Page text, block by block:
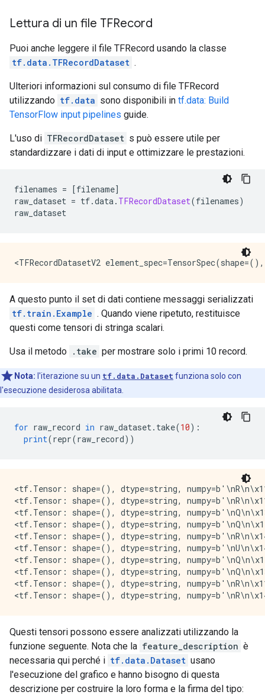
Lettura di un file TFRecord
Puoi anche leggere il file TFRecord usando la classe
tf.data.TFRecordDataset .
Ulteriori informazioni sul consumo di file TFRecord
utilizzando tf.data sono disponibili in tf.data: Build
TensorFlow input pipelines guide.
L'uso di TFRecordDataset s può essere utile per
standardizzare i dati di input e ottimizzare le prestazioni.
filenames = [filename]
raw_dataset = tf.data. TFRecordDataset(filenames)
raw_dataset
A questo punto il set di dati contiene messaggi serializzati
tf.train.Example . Quando viene ripetuto, restituisce
questi come tensori di stringa scalari.
Usa il metodo .take per mostrare solo i primi 10 record.
Nota: l'iterazione su un tf.data.Dataset funziona solo con
l'esecuzione desiderosa abilitata.
for raw_record in raw_dataset. take(10):
print(repr(raw_record))
<tf.Tensor: shape=(), dtype=string,
<tf.Tensor: shape=(), dtype=string,
<tf.Tensor: shape=(), dtype=string,
<tf.Tensor: shape=(), dtype=string,
<tf.Tensor: shape=(), dtype=string,
<tf.Tensor: shape=(), dtype=string,
<tf.Tensor: shape=(), dtype=string,
<tf.Tensor: shape=(), dtype=string,
<tf.Tensor: shape=(), dtype=string,
Questi tensori possono essere analizzati utilizzando la
funzione seguente. Nota che la feature_description è
necessaria qui perché i tf.data.Dataset usano
l'esecuzione del grafico e hanno bisogno di questa
descrizione per costruire la loro forma e la firma del tipo: